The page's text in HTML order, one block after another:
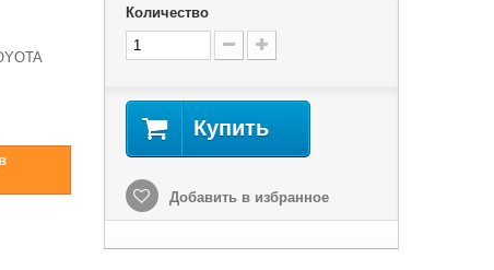
Количество
Купить
Добавить в избранное